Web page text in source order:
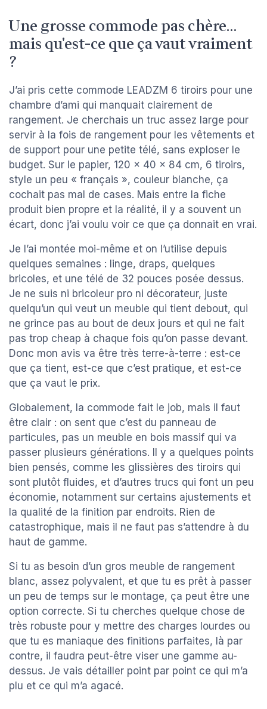
Une grosse commode pas chère…
mais qu'est-ce que ça vaut vraiment
?
J’ai pris cette commode LEADZM 6 tiroirs pour une
chambre d’ami qui manquait clairement de
rangement. Je cherchais un truc assez large pour
servir à la fois de rangement pour les vêtements et
de support pour une petite télé, sans exploser le
budget. Sur le papier, 120 x 40 x 84 cm, 6 tiroirs,
style un peu « français », couleur blanche, ça
cochait pas mal de cases. Mais entre la fiche
produit bien propre et la réalité, il y a souvent un
écart, donc j’ai voulu voir ce que ça donnait en vrai.
Je l’ai montée moi-même et on l’utilise depuis
quelques semaines : linge, draps, quelques
bricoles, et une télé de 32 pouces posée dessus.
Je ne suis ni bricoleur pro ni décorateur, juste
quelqu’un qui veut un meuble qui tient debout, qui
ne grince pas au bout de deux jours et qui ne fait
pas trop cheap à chaque fois qu’on passe devant.
Donc mon avis va être très terre-à-terre : est-ce
que ça tient, est-ce que c’est pratique, et est-ce
que ça vaut le prix.
Globalement, la commode fait le job, mais il faut
être clair : on sent que c’est du panneau de
particules, pas un meuble en bois massif qui va
passer plusieurs générations. Il y a quelques points
bien pensés, comme les glissières des tiroirs qui
sont plutôt fluides, et d’autres trucs qui font un peu
économie, notamment sur certains ajustements et
la qualité de la finition par endroits. Rien de
catastrophique, mais il ne faut pas s’attendre à du
haut de gamme.
Si tu as besoin d’un gros meuble de rangement
blanc, assez polyvalent, et que tu es prêt à passer
un peu de temps sur le montage, ça peut être une
option correcte. Si tu cherches quelque chose de
très robuste pour y mettre des charges lourdes ou
que tu es maniaque des finitions parfaites, là par
contre, il faudra peut-être viser une gamme au-
dessus. Je vais détailler point par point ce qui m’a
plu et ce qui m’a agacé.